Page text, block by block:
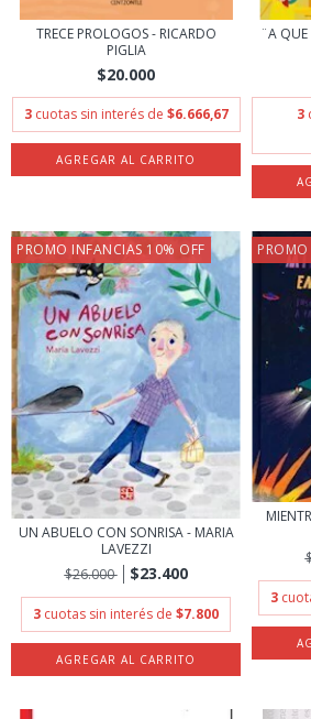
TRECE PROLOGOS - RICARDO
PIGLIA
$20.000
3 cuotas sin interés de $6.666,67
¨A
3
PROMO INFANCIAS 10% OFF
UN ABUELO CON SONRISA - MARIA
LAVEZZI
$26.000
$23.400
3 cuotas sin interés de $7.800
3